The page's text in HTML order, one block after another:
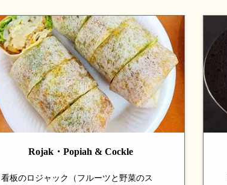
Rojak・Popiah & Cockle
看板のロジャック（フルーツと野菜のス